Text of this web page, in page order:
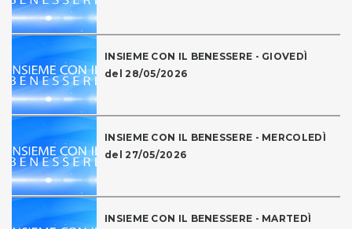
INSIEME CON IL BENESSERE - GIOVEDÌ
del 28/05/2026
INSIEME CON IL BENESSERE - MERCOLEDÌ
del 27/05/2026
INSIEME CON IL BENESSERE - MARTEDÌ